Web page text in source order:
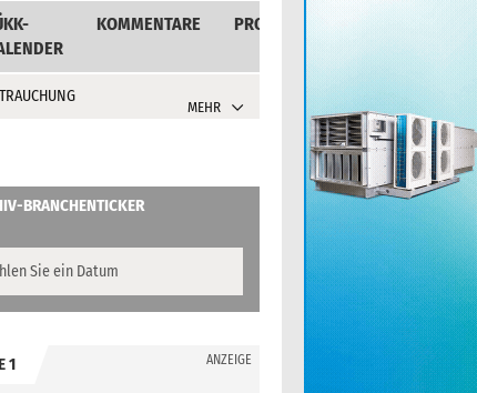
KOMMENTARE PRODUKTE
MEHR
BRANCHENTICKER
1 ANZEIGE